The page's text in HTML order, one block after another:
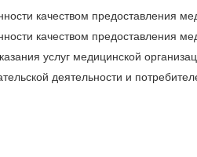
качеством предоставления
качеством предоставления
услуг медицинской
деятельности и